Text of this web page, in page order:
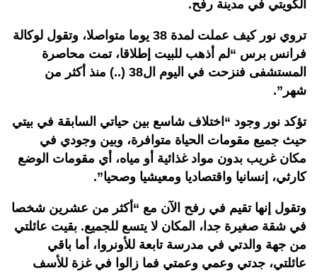
الكويتي في مدينة رفح.
تروي نور كيف عملت لمدة 38 يوما متواصلا، وتقول لوكالة
فرانس برس “لم أذهب للبيت إطلاقا، تمت محاصرة
المستشفى فنزحت في اليوم ال38 (..) منذ أكثر من
شهر”.
تؤكد نور وجود “اختلاف شاسع بين حياتي السابقة في بيتي
حيث جميع مقومات الحياة متوافرة، وبين وجودي في
مكان غريب بدون مواد غذائية أو مياه، أي مقومات الوضع
كارثي، إنسانيا واقتصاديا ومعيشيا وصحيا”.
وتقول إنها تقيم في رفح الآن مع “أكثر من عشرين شخصا
في شقة صغيرة جدا، المكان لا يتسع للجميع. بقيت عائلتي
من جهة والدتي في مدرسة تابعة للأونروا، أما باقي
عائلتي، جدتي وعمي وعمتي فما زالوا في غزة للأسف